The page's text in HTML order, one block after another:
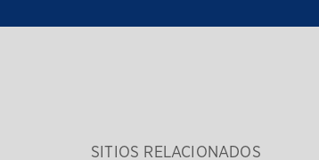
SITIOS RELACIONADOS